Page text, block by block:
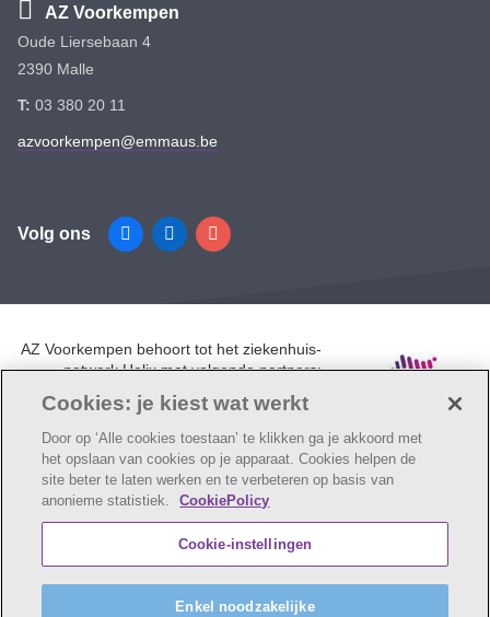
AZ Voorkempen
Oude Liersebaan 4
2390 Malle
T: 03 380 20 11
azvoorkempen@emmaus.be
Volg ons FacebookLinkedinInstagram
AZ Voorkempen behoort tot het ziekenhuis-
netwerk Helix met volgende partners:
Klina.
© AZ Voorkempen
Cookie verklaring
Privacybeleid
Webtoegankelijkheidsverklaring
AZ Voorkempen maakt deel uit van
Cookies: je kiest wat werkt
Door op ‘Alle cookies toestaan’ te klikken ga je akkoord met
het opslaan van cookies op je apparaat. Cookies helpen de
site beter te laten werken en te verbeteren op basis van
anonieme statistiek.
CookiePolicy
Cookie-instellingen
Enkel noodzakelijke